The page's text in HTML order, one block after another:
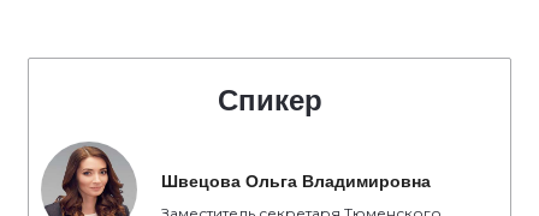
Спикер
Швецова Ольга Владимировна